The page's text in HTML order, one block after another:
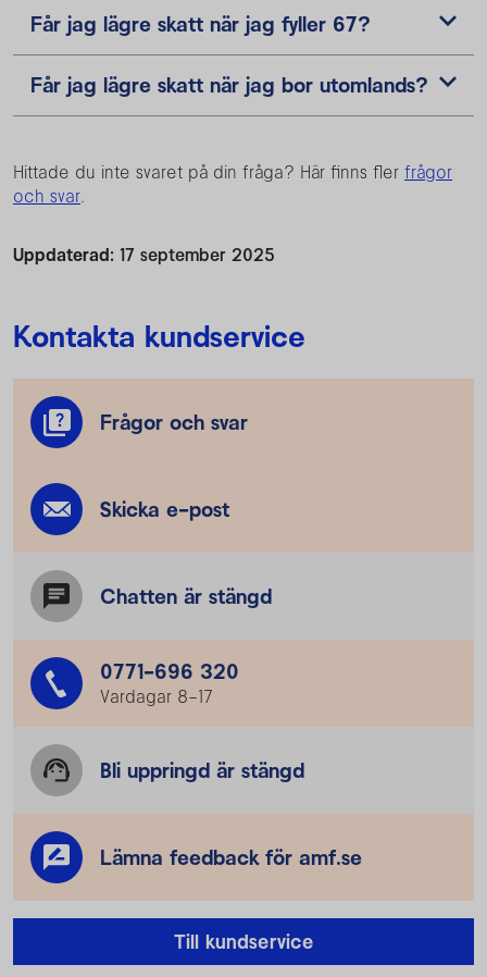
Får jag lägre skatt när jag fyller 67?
Får jag lägre skatt när jag bor utomlands?
Hittade du inte svaret på din fråga? Här finns fler frågor
och svar.
Uppdaterad: 17 september 2025
Kontakta kundservice
Frågor och svar
Skicka e-post
Chatten är stängd
0771-696 320
Vardagar 8–17
Bli uppringd är stängd
Lämna feedback för amf.se
Till kundservice